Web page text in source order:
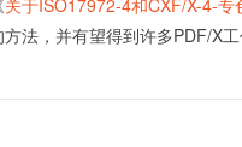
关于ISO17972-4和CXF/X-4-专
法，并有望得到许多PDF/X